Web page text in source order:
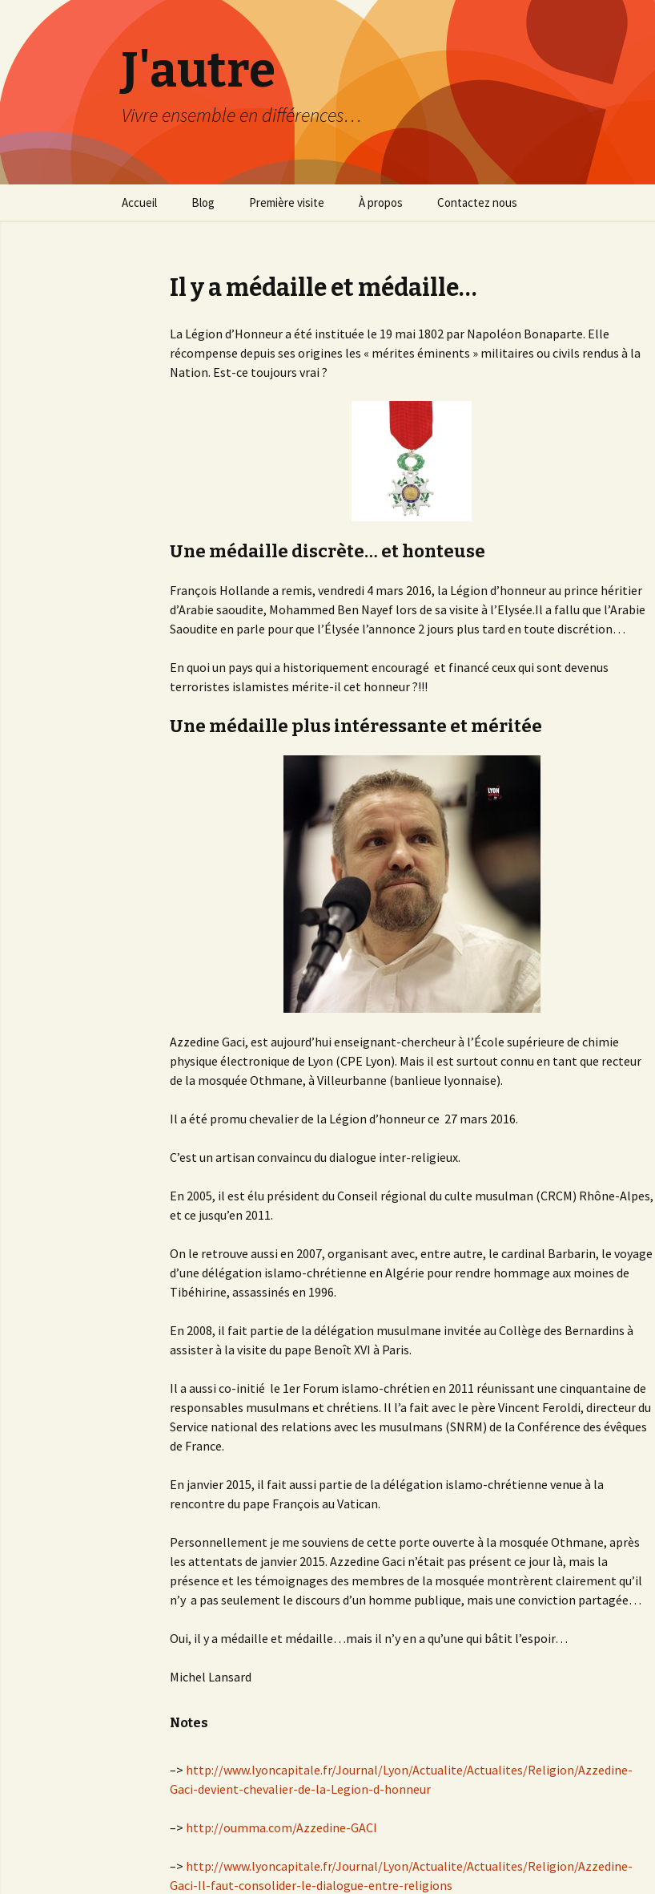
J'autre
Vivre ensemble en différences…
Aller
Accueil Blog Première visite
Mode d’emploi
À propos
Mentions légales
Contactez nous
Il y a médaille et médaille…
La Légion d’Honneur a été instituée le 19 mai 1802 par Napoléon Bonaparte. Elle
récompense depuis ses origines les « mérites éminents » militaires ou civils rendus à la
Nation. Est-ce toujours vrai ?
Une médaille discrète… et honteuse
François Hollande a remis, vendredi 4 mars 2016, la Légion d’honneur au prince héritier
d’Arabie saoudite, Mohammed Ben Nayef lors de sa visite à l’Elysée.Il a fallu que l’Arabie
Saoudite en parle pour que l’Élysée l’annonce 2 jours plus tard en toute discrétion…
En quoi un pays qui a historiquement encouragé et financé ceux qui sont devenus
terroristes islamistes mérite-il cet honneur ?!!!
Une médaille plus intéressante et méritée
Azzedine Gaci, est aujourd’hui enseignant-chercheur à l’École supérieure de chimie
physique électronique de Lyon (CPE Lyon). Mais il est surtout connu en tant que recteur
de la mosquée Othmane, à Villeurbanne (banlieue lyonnaise).
Il a été promu chevalier de la Légion d’honneur ce 27 mars 2016.
C’est un artisan convaincu du dialogue inter-religieux.
En 2005, il est élu président du Conseil régional du culte musulman (CRCM) Rhône-Alpes,
et ce jusqu’en 2011.
On le retrouve aussi en 2007, organisant avec, entre autre, le cardinal Barbarin, le voyage
d’une délégation islamo-chrétienne en Algérie pour rendre hommage aux moines de
Tibéhirine, assassinés en 1996.
En 2008, il fait partie de la délégation musulmane invitée au Collège des Bernardins à
assister à la visite du pape Benoît XVI à Paris.
Il a aussi co-initié le 1er Forum islamo-chrétien en 2011 réunissant une cinquantaine de
responsables musulmans et chrétiens. Il l’a fait avec le père Vincent Feroldi, directeur du
Service national des relations avec les musulmans (SNRM) de la Conférence des évêques
de France.
En janvier 2015, il fait aussi partie de la délégation islamo-chrétienne venue à la
rencontre du pape François au Vatican.
Personnellement je me souviens de cette porte ouverte à la mosquée Othmane, après
les attentats de janvier 2015. Azzedine Gaci n’était pas présent ce jour là, mais la
présence et les témoignages des membres de la mosquée montrèrent clairement qu’il
n’y a pas seulement le discours d’un homme publique, mais une conviction partagée…
Oui, il y a médaille et médaille…mais il n’y en a qu’une qui bâtit l’espoir…
Michel Lansard
Notes
–> http://www.lyoncapitale.fr/Journal/Lyon/Actualite/Actualites/Religion/Azzedine-
Gaci-devient-chevalier-de-la-Legion-d-honneur
–> http://oumma.com/Azzedine-GACI
–> http://www.lyoncapitale.fr/Journal/Lyon/Actualite/Actualites/Religion/Azzedine-
Gaci-Il-faut-consolider-le-dialogue-entre-religions